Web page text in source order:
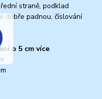
straně, podklad
dobře padnou, číslování
o 5 cm více